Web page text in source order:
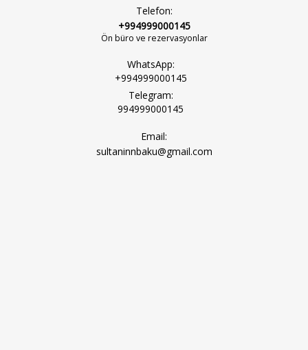
Telefon:
+994999000145
Ön büro ve rezervasyonlar
WhatsApp:
+994999000145
Telegram:
994999000145
Email:
sultaninnbaku@gmail.com